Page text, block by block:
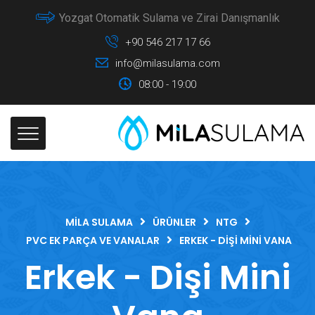
Yozgat Otomatik Sulama ve Zirai Danışmanlık
+90 546 217 17 66
info@milasulama.com
08:00 - 19:00
MILA SULAMA ÜRÜNLER
NTG
PVC EK PARÇA VE VANALAR
ERKEK - DIŞI MINI VANA
Erkek - Dişi Mini